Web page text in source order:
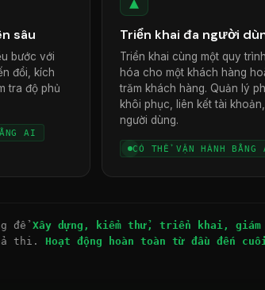
sâu
bước với
đổi, kích
tra độ phủ
AI
Triển khai đa người
Triển khai cùng một quy
hóa cho một khách hàng
trăm khách hàng. Quản lý
khôi phục, liên kết tài
người dùng.
CÓ THỂ VẬN HÀNH BẰNG
đểXây dựng, kiểm thử, triển khai,
thi. Hoạt động hoàn toàn từ đầu đến